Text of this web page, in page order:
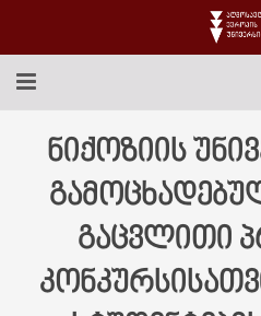
EEU-Ს ᲨᲔᲡᲐᲮᲔᲑ
ᲒᲐᲜᲐᲗᲚᲔᲑᲐ
ᲡᲐᲔᲠᲗᲐᲨᲝᲠᲘᲡᲝ
ნიქოზიის
გაცვლითი